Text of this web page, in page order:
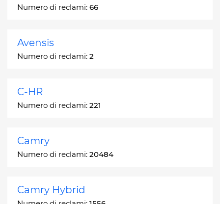
Numero di reclami: 66
Avensis
Numero di reclami: 2
C-HR
Numero di reclami: 221
Camry
Numero di reclami: 20484
Camry Hybrid